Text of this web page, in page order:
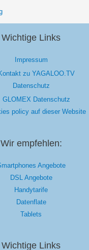
Wichtige Links
Impressum
zu YAGALOO.TV
Datenschutz
GLOMEX Datenschutz
policy auf dieser Website
Wir empfehlen:
Angebote
DSL Angebote
Handytarife
Datenflate
Tablets
Wichtige Links